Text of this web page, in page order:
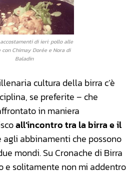
di ieri: pollo alle
con Chimay Dorée e Nora di
Baladin
cultura della birra c’è
se preferite – che
in maniera
all’incontro tra la birra e il
abbinamenti che possono
mondi. Su Cronache di Birra
e solitamente non mi addentro